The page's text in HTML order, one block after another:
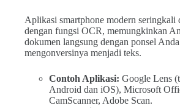
Aplikasi smartphone modern seringkali
dengan fungsi OCR, memungkinkan
dokumen langsung dengan ponsel
mengonversinya menjadi teks.
Contoh Aplikasi: Google Lens
Android dan iOS), Microsoft
CamScanner, Adobe Scan.